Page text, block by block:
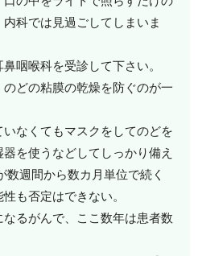
科では見過ごしてしまいま
鼻咽喉科を受診して下さい。
どの粘膜の乾燥を防ぐのが一
なくてもマスクをしてのどを
を使うなどしてしっかり備え
週間から数カ月単位で続く
も否定はできない。
るがんで、ここ数年は患者数